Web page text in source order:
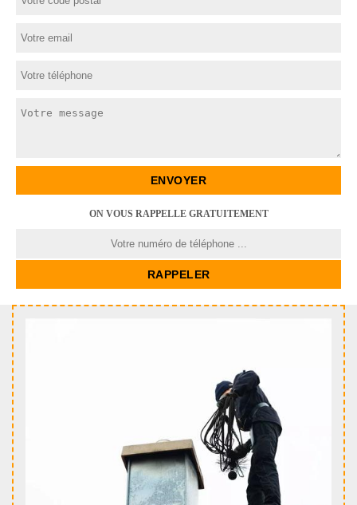
ON VOUS RAPPELLE GRATUITEMENT